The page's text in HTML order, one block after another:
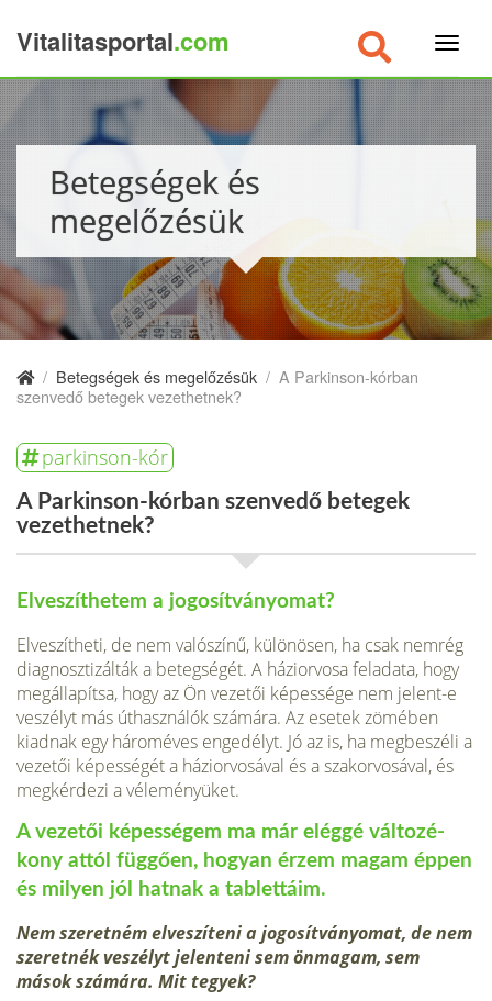
Vitalitasportal.com
Betegségek és
megelőzésük
/ Betegségek és megelőzésük / A Parkinson-kórban
szenvedő betegek vezethetnek?
parkinson-kór
A Parkinson-kórban szenvedő betegek
vezethetnek?
Elveszíthetem a jogosítványomat?
Elveszítheti, de nem valószínű, különösen, ha csak nem­rég
diagnosztizálták a betegségét. A háziorvosa feladata, hogy
megállapítsa, hogy az Ön vezetői képessége nem je­lent-e
veszélyt más úthasználók számára. Az esetek zö­mében
kiadnak egy hároméves engedélyt. Jó az is, ha megbeszéli a
vezetői képességét a háziorvosával és a szakorvosával, és
megkérdezi a véleményüket.
A vezetői képességem ma már eléggé változé­
kony attól függően, hogyan érzem magam ép­pen
és milyen jól hatnak a tablettáim.
Nem sze­retném elveszíteni a jogosítványomat, de nem
szeretnék veszélyt jelenteni sem önmagam, sem
mások számára. Mit tegyek?
×